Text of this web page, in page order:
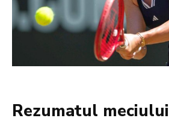
Rezumatul meciului